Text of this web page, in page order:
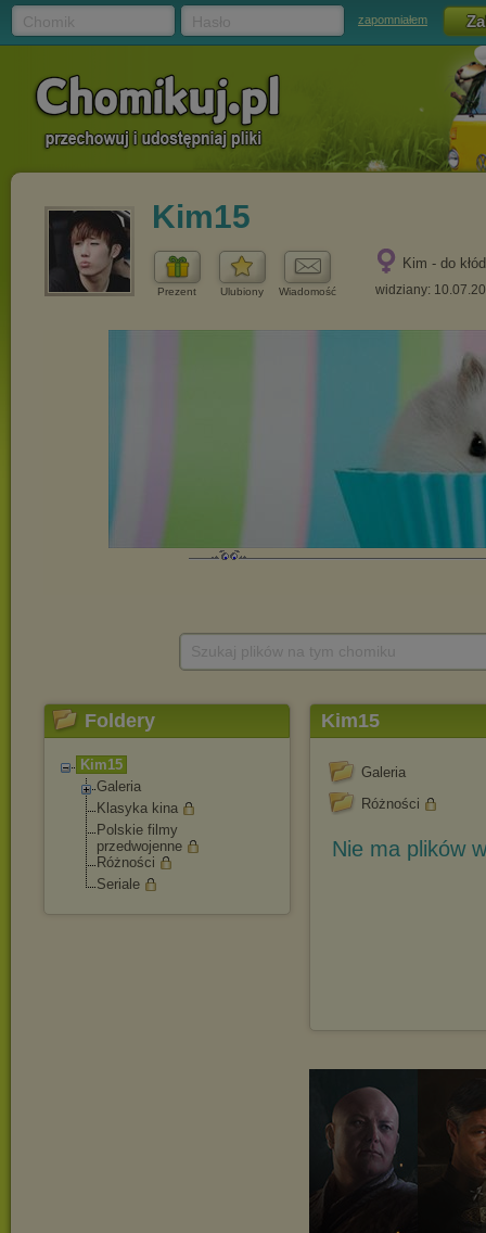
zapomniałem
Kim15
Prezent Ulubiony Wiadomość
Kim - do
widziany:
Foldery
Kim15
Galeria
Klasyka kina
Polskie filmy
przedwojenne
Różności
Seriale
Kim15
Galeria
Różności
Nie ma plików